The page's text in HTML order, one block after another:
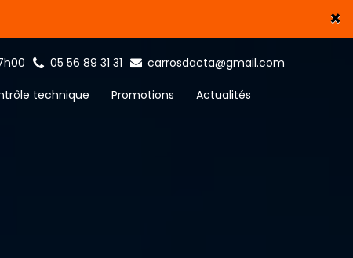
×
05 56 89 31 31 carrosdacta@gmail.com
technique Promotions Actualités